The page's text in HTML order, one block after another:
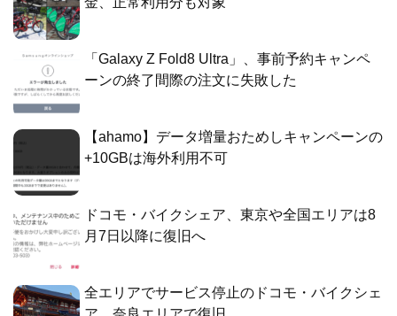
「Galaxy Z Fold8 Ultra」、事前予約キャンペ
ーンの終了間際の注文に失敗した
【ahamo】データ増量おためしキャンペーンの
+10GBは海外利用不可
ドコモ・バイクシェア、東京や全国エリアは8
月7日以降に復旧へ
全エリアでサービス停止のドコモ・バイクシェ